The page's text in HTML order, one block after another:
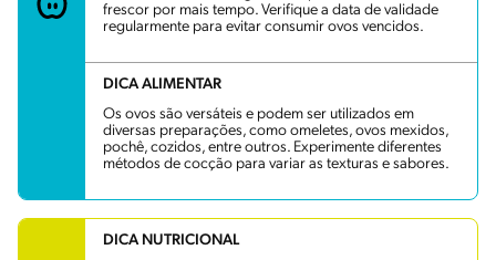
frescor por mais tempo. Verifique a data de validade
regularmente para evitar consumir ovos vencidos.
DICA ALIMENTAR
Os ovos são versáteis e podem ser utilizados em
diversas preparações, como omeletes, ovos mexidos,
pochê, cozidos, entre outros. Experimente diferentes
métodos de cocção para variar as texturas e sabores.
DICA NUTRICIONAL